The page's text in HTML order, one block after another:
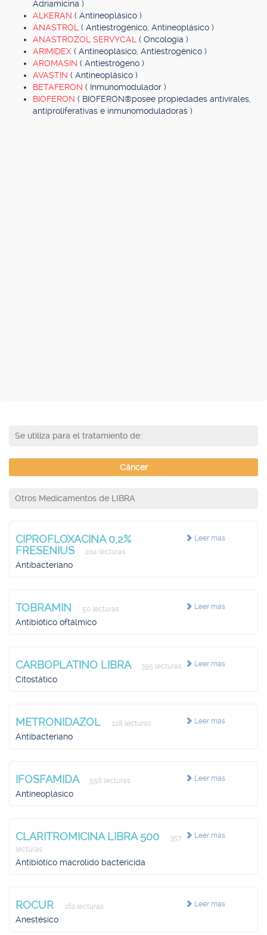
Adriamicina )
ALKERAN ( Antineoplásico )
ANASTROL ( Antiestrogénico, Antineoplásico )
ANASTROZOL SERVYCAL ( Oncología )
ARIMIDEX ( Antineoplásico, Antiestrogénico )
AROMASIN ( Antiestrógeno )
AVASTIN ( Antineoplásico )
BETAFERON ( Inmunomodulador )
BIOFERON ( BIOFERON®posee propiedades antivirales,
antiproliferativas e inmunomoduladoras )
Se utiliza para el tratamiento de:
Cáncer
Otros Medicamentos de LIBRA
Leer más
CIPROFLOXACINA 0,2%
FRESENIUS
204 lecturas
Antibacteriano
Leer más
TOBRAMIN 50 lecturas
Antibiótico oftálmico
Leer más
CARBOPLATINO LIBRA 395 lecturas
Citostático
Leer más
METRONIDAZOL 228 lecturas
Antibacteriano
Leer más
IFOSFAMIDA 556 lecturas
Antineoplásico
Leer más
CLARITROMICINA LIBRA 500
357
lecturas
Antibiótico macrólido bactericida
Leer más
ROCUR 162 lecturas
Anestésico